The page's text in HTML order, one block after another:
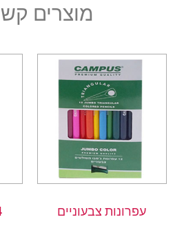
מוצרים
עפרונות צבעוניים